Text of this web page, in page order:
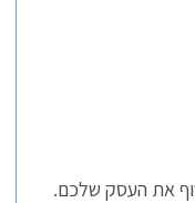
את העסק שלכם.